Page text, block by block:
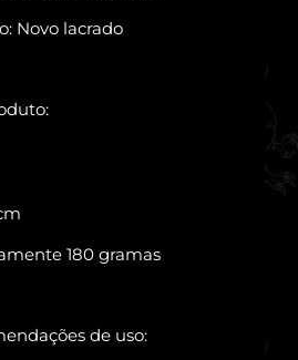
Novo lacrado
180 gramas
de uso: